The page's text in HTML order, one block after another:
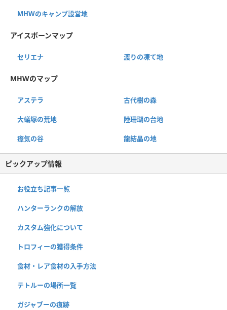
MHWのキャンプ設営地
アイスボーンマップ
セリエナ 渡りの凍て地
MHWのマップ
アステラ 古代樹の森
大蟻塚の荒地 陸珊瑚の台地
瘴気の谷 龍結晶の地
ピックアップ情報
お役立ち記事一覧
ハンターランクの解放
カスタム強化について
トロフィーの獲得条件
食材・レア食材の入手方法
テトルーの場所一覧
ガジャブーの痕跡